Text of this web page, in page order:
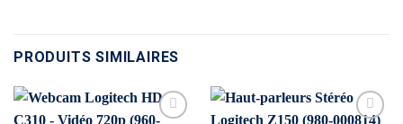
PRODUITS SIMILAIRES